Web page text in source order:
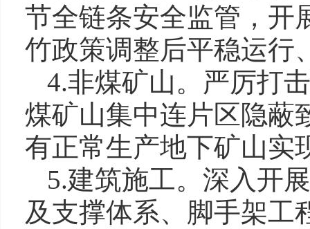
节全链条安全监管，开
竹政策调整后平稳运行
4.非煤矿山。严厉打
煤矿山集中连片区隐蔽
有正常生产地下矿山实
5.建筑施工。深入开
及支撑体系、脚手架工